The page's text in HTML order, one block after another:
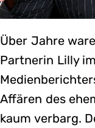
Über Jahre
Partnerin Lilly
Affären des
kaum verbarg.